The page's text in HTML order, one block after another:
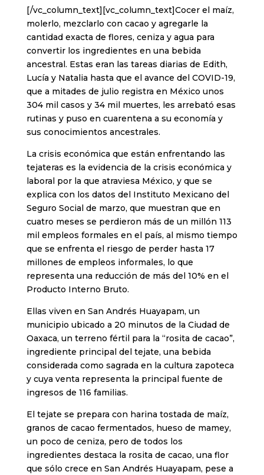
[/vc_column_text][vc_column_text]Cocer el maíz,
molerlo, mezclarlo con cacao y agregarle la
cantidad exacta de flores, ceniza y agua para
convertir los ingredientes en una bebida
ancestral. Estas eran las tareas diarias de Edith,
Lucía y Natalia hasta que el avance del COVID-19,
que a mitades de julio registra en México unos
304 mil casos y 34 mil muertes, les arrebató esas
rutinas y puso en cuarentena a su economía y
sus conocimientos ancestrales.
La crisis económica que están enfrentando las
tejateras es la evidencia de la crisis económica y
laboral por la que atraviesa México, y que se
explica con los datos del Instituto Mexicano del
Seguro Social de marzo, que muestran que en
cuatro meses se perdieron más de un millón 113
mil empleos formales en el país, al mismo tiempo
que se enfrenta el riesgo de perder hasta 17
millones de empleos informales, lo que
representa una reducción de más del 10% en el
Producto Interno Bruto.
Ellas viven en San Andrés Huayapam, un
municipio ubicado a 20 minutos de la Ciudad de
Oaxaca, un terreno fértil para la “rosita de cacao”,
ingrediente principal del tejate, una bebida
considerada como sagrada en la cultura zapoteca
y cuya venta representa la principal fuente de
ingresos de 116 familias.
El tejate se prepara con harina tostada de maíz,
granos de cacao fermentados, hueso de mamey,
un poco de ceniza, pero de todos los
ingredientes destaca la rosita de cacao, una flor
que sólo crece en San Andrés Huayapam, pese a